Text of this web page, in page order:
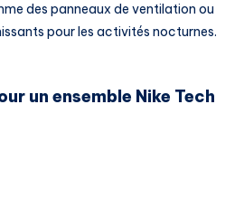
des panneaux de ventilation ou
pour les activités nocturnes.
un ensemble Nike Tech